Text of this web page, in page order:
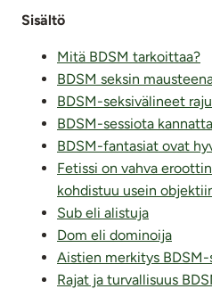
Sisältö
Mitä BDSM tarkoittaa?
BDSM seksin
BDSM-seksivälineet
BDSM-sessiota
BDSM-fantasiat ovat
Fetissi on vahva
kohdistuu usein
Sub eli alistuja
Dom eli dominoija
Aistien merkitys BDSM-
Rajat ja turvallisuus